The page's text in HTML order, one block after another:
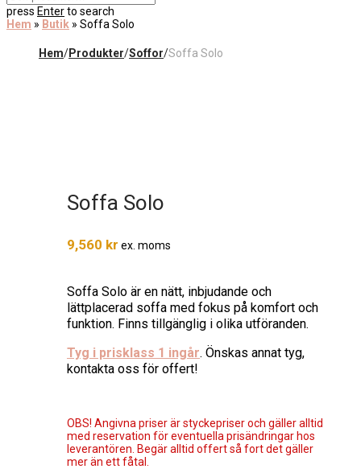
press Enterto search
Hem » Butik » Soffa Solo
Hem/Produkter/Soffor/Soffa Solo
Soffa Solo
9,560 kr ex. moms
Soffa Solo är en nätt, inbjudande och
lättplacerad soffa med fokus på komfort och
funktion. Finns tillgänglig i olika utföranden.
Tyg i prisklass 1 ingår. Önskas annat tyg,
kontakta oss för offert!
OBS! Angivna priser är styckepriser och gäller alltid
med reservation för eventuella prisändringar hos
leverantören. Begär alltid offert så fort det gäller
mer än ett fåtal.